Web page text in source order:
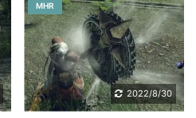
MHR
2022/8/30